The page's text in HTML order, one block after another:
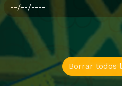
Borrar todos